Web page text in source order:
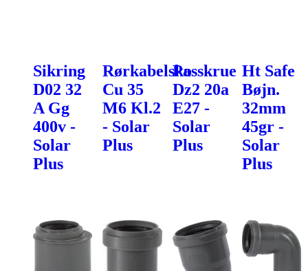
Sikring
D02 32
A Gg
400v -
Solar
Plus
Rørkabelsko
Cu 35
M6 Kl.2
- Solar
Plus
Passkrue
Dz2 20a
E27 -
Solar
Plus
Ht Safe
Bøjn.
32mm
45gr -
Solar
Plus